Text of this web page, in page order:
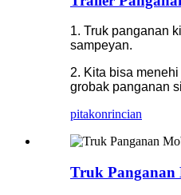
1. Truk panganan
sampeyan.
2. Kita bisa
grobak panganan
pitakonrincian
Truk Panganan